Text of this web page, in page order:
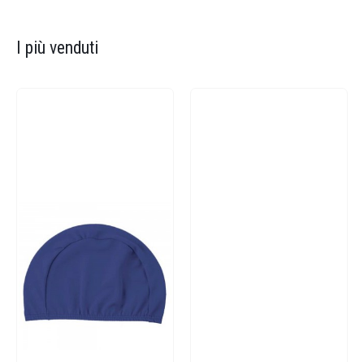
I più venduti